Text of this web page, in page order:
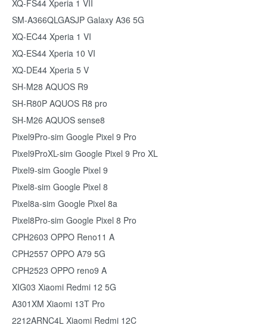
XQ-FS44 Xperia 1 VII
SM-A366QLGASJP Galaxy A36 5G
XQ-EC44 Xperia 1 VI
XQ-ES44 Xperia 10 VI
XQ-DE44 Xperia 5 V
SH-M28 AQUOS R9
SH-R80P AQUOS R8 pro
SH-M26 AQUOS sense8
Pixel9Pro-sim Google Pixel 9 Pro
Pixel9ProXL-sim Google Pixel 9 Pro XL
Pixel9-sim Google Pixel 9
Pixel8-sim Google Pixel 8
Pixel8a-sim Google Pixel 8a
Pixel8Pro-sim Google Pixel 8 Pro
CPH2603 OPPO Reno11 A
CPH2557 OPPO A79 5G
CPH2523 OPPO reno9 A
XIG03 Xiaomi Redmi 12 5G
A301XM Xiaomi 13T Pro
2212ARNC4L Xiaomi Redmi 12C